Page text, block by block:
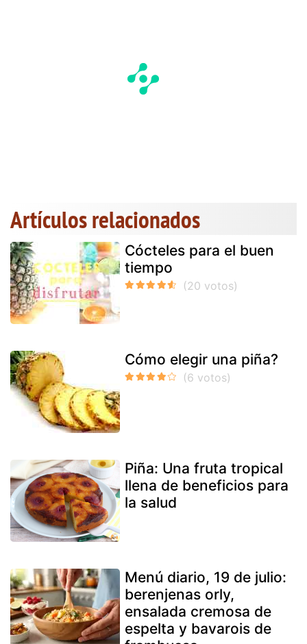
Artículos relacionados
Cócteles para el buen
tiempo
Cómo elegir una piña?
Piña: Una fruta tropical
llena de beneficios para
la salud
Menú diario, 19 de julio:
berenjenas orly,
ensalada cremosa de
espelta y bavarois de